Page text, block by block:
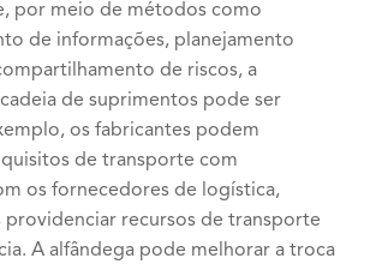
por meio de métodos como
de informações, planejamento
de riscos, a
de suprimentos pode ser
os fabricantes podem
de transporte com
os fornecedores de logística,
recursos de transporte
A alfândega pode melhorar a troca